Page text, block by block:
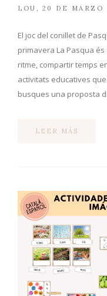
LOU 20 DE MARZO
El joc del conillet de
primavera La Pasqua
ritme, compartir temps
activitats educatives
busques una proposta
LEER MÁS